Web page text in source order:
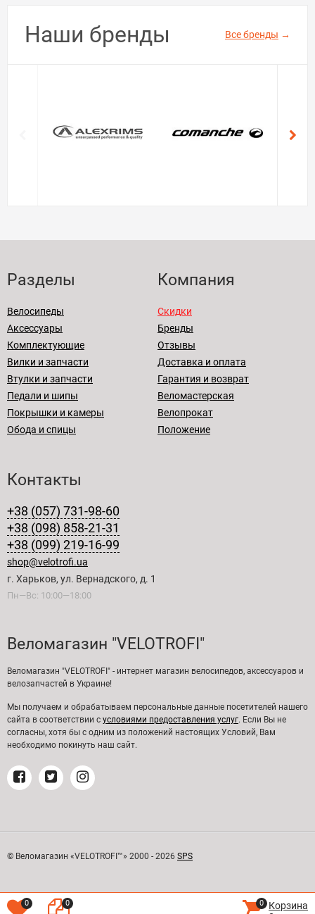
Наши бренды Все бренды →
Разделы
Велосипеды
Аксессуары
Комплектующие
Вилки и запчасти
Втулки и запчасти
Педали и шипы
Покрышки и камеры
Обода и спицы
Компания
Скидки
Бренды
Отзывы
Доставка и оплата
Гарантия и возврат
Веломастерская
Велопрокат
Положение
Контакты
+38 (057) 731-98-60
+38 (098) 858-21-31
+38 (099) 219-16-99
shop@velotrofi.ua
г. Харьков, ул. Вернадского, д. 1
Пн—Вс: 10:00—18:00
Веломагазин "VELOTROFI"
Веломагазин "VELOTROFI" - интернет магазин велосипедов, аксессуаров и
велозапчастей в Украине!
Мы получаем и обрабатываем персональные данные посетителей нашего
сайта в соответствии с условиями предоставления услуг. Если Вы не
согласны, хотя бы с одним из положений настоящих Условий, Вам
необходимо покинуть наш сайт.
© Веломагазин «VELOTROFI™» 2000 - 2026 SPS
0 0 0
Корзина